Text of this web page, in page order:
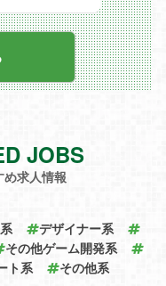
き方が可能で
タイム10:00
在宅勤務）可
に対し、アー
業とともに、
る経験ができ
、社内外のキ
ティブ部門や
らプロダクト
る役割が求め
ン・資料作
成を牽引。
ーを、ディレ
作進行への橋
ジャーへ還元
ンレビューや
習やプログラ
ル、バーチャ
策
代向けのコミ
びプロモーシ
ついては、
定は、リアル
拡張されてい
据えて「あら
げる共創空間
のもと、メ
エンタープラ
クノロジーを
教育、自治体
伴うDXツー
す。
JOBS
求人情報
デザイナー系
その他ゲーム開発系
ト系 その他系